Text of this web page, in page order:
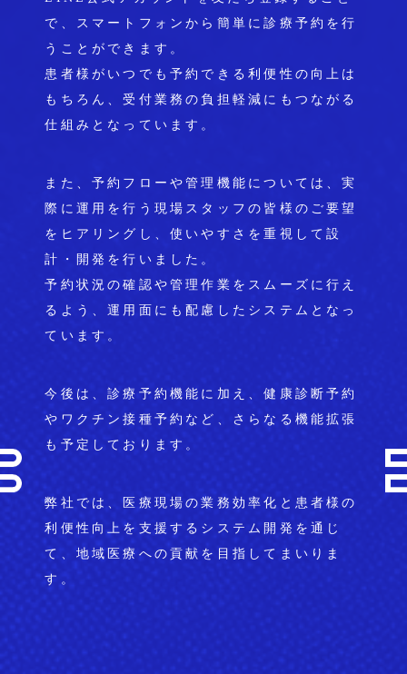
で、スマートフォンから簡単に診療予約を行
うことができます。
患者様がいつでも予約できる利便性の向上は
もちろん、受付業務の負担軽減にもつながる
仕組みとなっています。
また、予約フローや管理機能については、実
際に運用を行う現場スタッフの皆様のご要望
をヒアリングし、使いやすさを重視して設
計・開発を行いました。
予約状況の確認や管理作業をスムーズに行え
るよう、運用面にも配慮したシステムとなっ
ています。
今後は、診療予約機能に加え、健康診断予約
やワクチン接種予約など、さらなる機能拡張
も予定しております。
弊社では、医療現場の業務効率化と患者様の
利便性向上を支援するシステム開発を通じ
て、地域医療への貢献を目指してまいりま
す。